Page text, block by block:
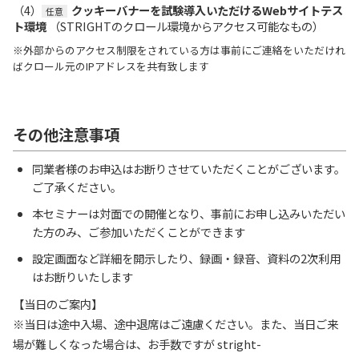
（4） 任意
クッキーバナーを試験導入いただけるWebサイトテス
ト環境 （STRIGHTのクロール環境からアクセス可能なもの）
※外部からのアクセス制限をされている方は事前にご連絡をいただけれ
ばクロール元のIPアドレスを共有致します
その他注意事項
同業者様のお申込はお断りさせていただくことがございます。
ご了承ください。
本セミナーは対面での開催となり、事前にお申し込みいただい
た方のみ、ご参加いただくことができます
設定画面など詳細を開示したり、録画・録音、資料の2次利用
はお断りいたします
【当日のご案内】
※当日は途中入場、途中退席はご遠慮ください。また、当日ご来
場が難しくなった場合は、お手数ですが stright-